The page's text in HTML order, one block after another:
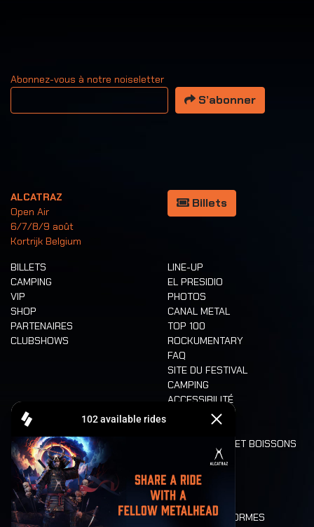
Abonnez-vous à notre noiseletter
Votre adresse email
S’abonner
ALCATRAZ
Open Air
6/7/8/9 août
Kortrijk Belgium
Billets
BILLETS
CAMPING
VIP
SHOP
PARTENAIRES
CLUBSHOWS
LINE-UP
EL PRESIDIO
PHOTOS
CANAL METAL
TOP 100
ROCKUMENTARY
FAQ
SITE DU FESTIVAL
CAMPING
ACCESSIBILITÉ
CASHLESS
ALIMENTATION ET BOISSONS
LONE WOLVES
PLAN
DEATH RIDE
VALEURS ET NORMES